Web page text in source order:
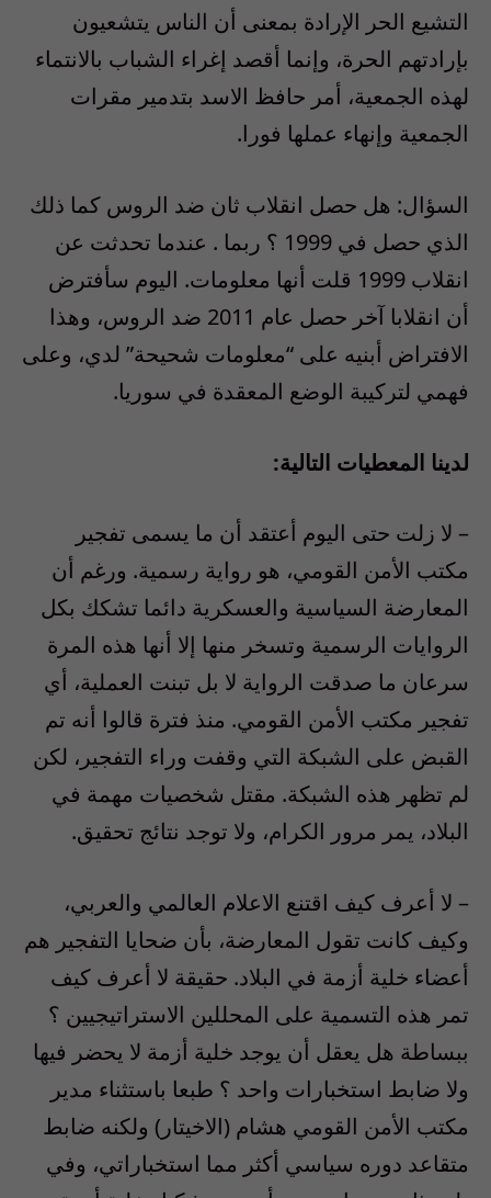
التشيع الحر الإرادة بمعنى أن الناس يتشعيون
بإرادتهم الحرة، وإنما أقصد إغراء الشباب بالانتماء
لهذه الجمعية، أمر حافظ الاسد بتدمير مقرات
الجمعية وإنهاء عملها فورا.
السؤال: هل حصل انقلاب ثان ضد الروس كما ذلك
الذي حصل في 1999 ؟ ربما . عندما تحدثت عن
انقلاب 1999 قلت أنها معلومات. اليوم سأفترض
أن انقلابا آخر حصل عام 2011 ضد الروس، وهذا
الافتراض أبنيه على “معلومات شحيحة” لدي، وعلى
فهمي لتركيبة الوضع المعقدة في سوريا.
لدينا المعطيات التالية:
– لا زلت حتى اليوم أعتقد أن ما يسمى تفجير
مكتب الأمن القومي، هو رواية رسمية. ورغم أن
المعارضة السياسية والعسكرية دائما تشكك بكل
الروايات الرسمية وتسخر منها إلا أنها هذه المرة
سرعان ما صدقت الرواية لا بل تبنت العملية، أي
تفجير مكتب الأمن القومي. منذ فترة قالوا أنه تم
القبض على الشبكة التي وقفت وراء التفجير، لكن
لم تظهر هذه الشبكة. مقتل شخصيات مهمة في
البلاد، يمر مرور الكرام، ولا توجد نتائج تحقيق.
– لا أعرف كيف اقتنع الاعلام العالمي والعربي،
وكيف كانت تقول المعارضة، بأن ضحايا التفجير هم
أعضاء خلية أزمة في البلاد. حقيقة لا أعرف كيف
تمر هذه التسمية على المحللين الاستراتيجيين ؟
ببساطة هل يعقل أن يوجد خلية أزمة لا يحضر فيها
ولا ضابط استخبارات واحد ؟ طبعا باستثناء مدير
مكتب الأمن القومي هشام (الاخيتار) ولكنه ضابط
متقاعد دوره سياسي أكثر مما استخباراتي، وفي